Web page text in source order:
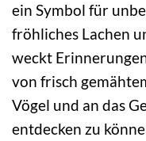
ein Symbol für
fröhliches Lachen
weckt
von frisch
Vögel und an das
entdecken zu